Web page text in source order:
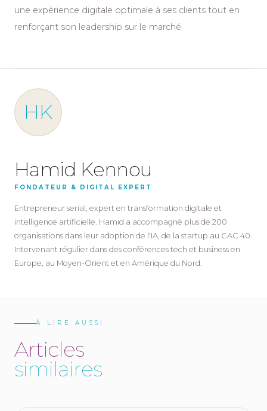
une expérience digitale optimale à ses clients tout en
renforçant son leadership sur le marché.
HK
Hamid Kennou
FONDATEUR & DIGITAL EXPERT
Entrepreneur serial, expert en transformation digitale et
intelligence artificielle. Hamid a accompagné plus de 200
organisations dans leur adoption de l'IA, de la startup au CAC 40.
Intervenant régulier dans des conférences tech et business en
Europe, au Moyen-Orient et en Amérique du Nord.
À LIRE AUSSI
Articles
similaires